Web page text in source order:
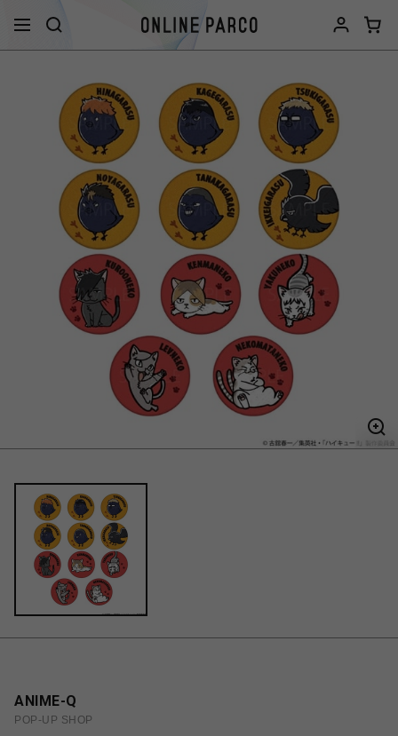
ANIME-Q
POP-UP SHOP